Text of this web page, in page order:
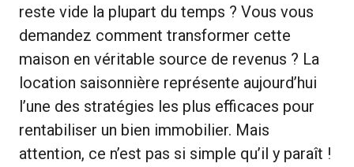
reste vide la plupart du temps ? Vous vous
demandez comment transformer cette
maison en véritable source de revenus ? La
location saisonnière représente aujourd’hui
l’une des stratégies les plus efficaces pour
rentabiliser un bien immobilier. Mais
attention, ce n’est pas si simple qu’il y paraît !